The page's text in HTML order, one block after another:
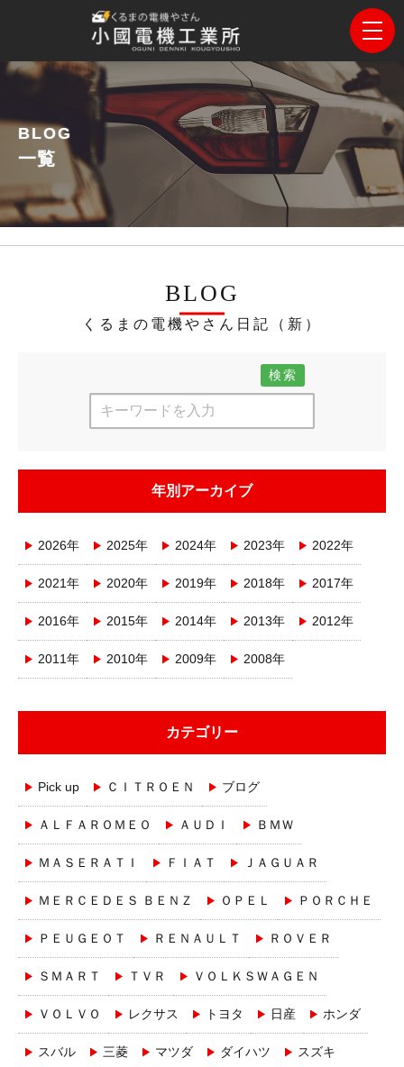
BLOG
一覧
BLOG
くるまの電機やさん日記（新）
検索
年別アーカイブ
2026年 2025年 2024年 2023年 2022年
2021年 2020年 2019年 2018年 2017年
2016年 2015年 2014年 2013年 2012年
2011年 2010年 2009年 2008年
カテゴリー
Pick up ＣＩＴＲＯＥＮ ブログ
ＡＬＦＡＲＯＭＥＯ ＡＵＤＩ ＢＭＷ
ＭＡＳＥＲＡＴＩ ＦＩＡＴ ＪＡＧＵＡＲ
ＭＥＲＣＥＤＥＳ ＢＥＮＺ ＯＰＥＬ ＰＯＲＣＨＥ
ＰＥＵＧＥＯＴ ＲＥＮＡＵＬＴ ＲＯＶＥＲ
ＳＭＡＲＴ ＴＶＲ ＶＯＬＫＳＷＡＧＥＮ
ＶＯＬＶＯ レクサス トヨタ 日産 ホンダ
スバル 三菱 マツダ ダイハツ スズキ